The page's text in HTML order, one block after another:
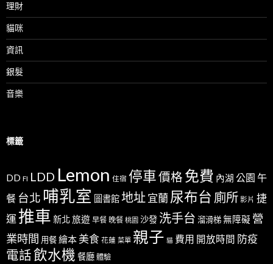
理財
貓咪
資訊
銀髮
音樂
標籤
DD FI LDD Lemon 住宿 停車價格 免費 內湖 公園 午
餐 台北 哺乳室 圖書館地址宜蘭尿布台 廁所 影片 捷
運推車 新北旅遊 早餐 晚餐 桃園 沙發 洗手台 溜滑梯無障礙 營
業時間 用餐繪本 美食 花蓮 菜單 親子 貓 費用 開放時間 防疫
電話飲水機 餐廳 體驗